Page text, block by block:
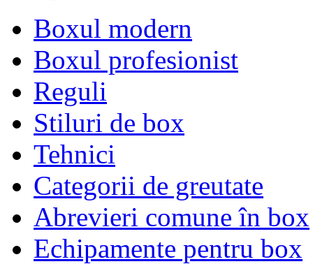
Boxul modern
Boxul profesionist
Reguli
Stiluri de box
Tehnici
Categorii de greutate
Abrevieri comune în box
Echipamente pentru box